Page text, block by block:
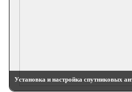
Установка и настройка спутниковых